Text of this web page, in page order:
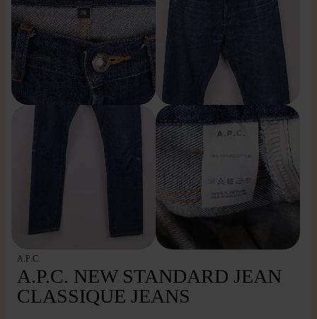
A.P.C.
A.P.C. NEW STANDARD JEAN
CLASSIQUE JEANS